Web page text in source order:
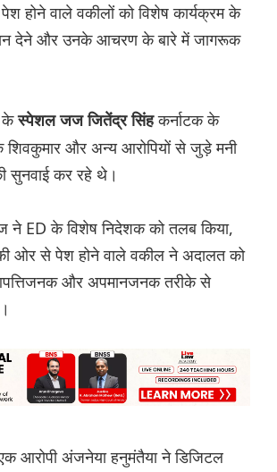
होने वाले वकीलों को विशेष कार्यक्रम के
देने और उनके आचरण के बारे में जागरूक
केस्पेशल जज जितेंद्र सिंहकर्नाटक के
शिवकुमार और अन्य आरोपियों से जुड़े मनी
सुनवाई कर रहे थे।
ने ED के विशेष निदेशक को तलब किया,
ओर से पेश होने वाले वकील ने अदालत को
और अपमानजनक तरीके से
आरोपी अंजनेया हनुमंतैया ने डिजिटल